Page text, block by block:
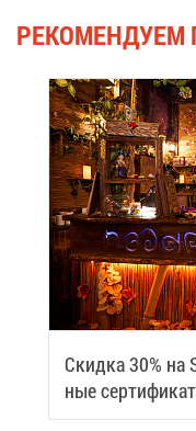
РЕ­КО­МЕН­ДУ­ЕМ
Скид­ка 30%
ные
Samui